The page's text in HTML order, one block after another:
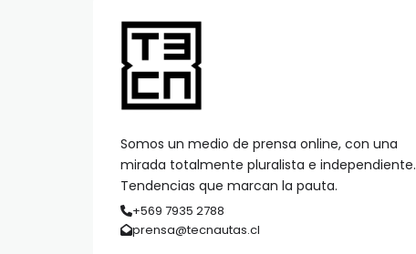
Somos un medio de prensa online, con una
mirada totalmente pluralista e independiente.
Tendencias que marcan la pauta.
+569 7935 2788
prensa@tecnautas.cl